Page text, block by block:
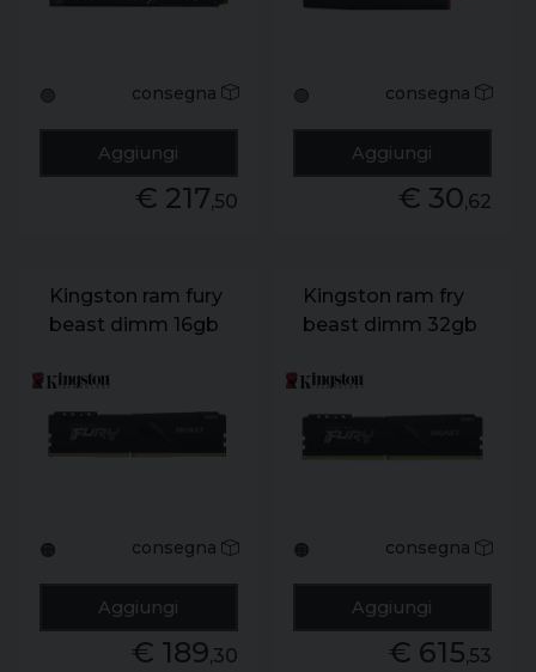
🟢 consegna
Aggiungi
€ 217,50
🟢 consegna
Aggiungi
€ 30,62
Kingston ram fury
beast dimm 16gb
cl16
🟠 consegna
Aggiungi
€ 189,30
Kingston ram fry
beast dimm 32gb
🟠 consegna
Aggiungi
€ 615,53